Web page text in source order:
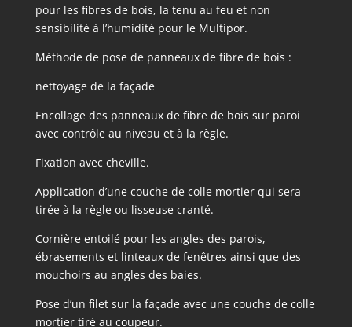
pour les fibres de bois, la tenu au feu et non
sensibilité à l’humidité pour le Multipor.
Méthode de pose de panneaux de fibre de bois :
nettoyage de la façade
Encollage des panneaux de fibre de bois sur paroi
avec contrôle au niveau et à la règle.
Fixation avec cheville.
Application d’une couche de colle mortier qui sera
tirée à la règle ou lisseuse cranté.
Cornière entoilé pour les angles des parois,
ébrasements et linteaux de fenêtres ainsi que des
mouchoirs au angles des baies.
Pose d’un filet sur la façade avec une couche de colle
mortier tiré au coupeur.